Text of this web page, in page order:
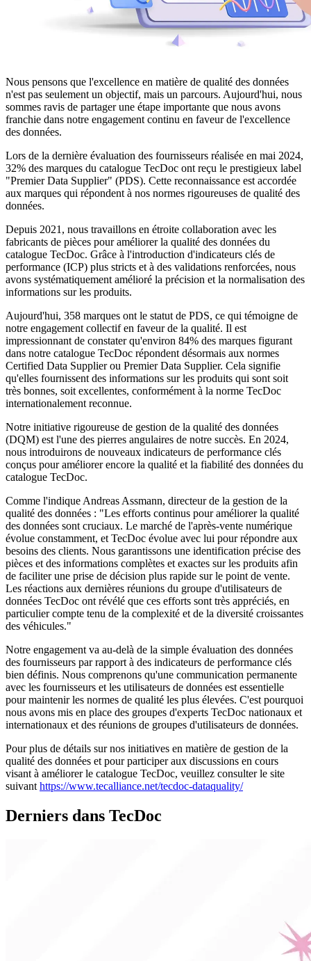
Nous pensons que l'excellence en matière de qualité des données
n'est pas seulement un objectif, mais un parcours. Aujourd'hui, nous
sommes ravis de partager une étape importante que nous avons
franchie dans notre engagement continu en faveur de l'excellence
des données.
Lors de la dernière évaluation des fournisseurs réalisée en mai 2024,
32% des marques du catalogue TecDoc ont reçu le prestigieux label
"Premier Data Supplier" (PDS). Cette reconnaissance est accordée
aux marques qui répondent à nos normes rigoureuses de qualité des
données.
Depuis 2021, nous travaillons en étroite collaboration avec les
fabricants de pièces pour améliorer la qualité des données du
catalogue TecDoc. Grâce à l'introduction d'indicateurs clés de
performance (ICP) plus stricts et à des validations renforcées, nous
avons systématiquement amélioré la précision et la normalisation des
informations sur les produits.
Aujourd'hui, 358 marques ont le statut de PDS, ce qui témoigne de
notre engagement collectif en faveur de la qualité. Il est
impressionnant de constater qu'environ 84% des marques figurant
dans notre catalogue TecDoc répondent désormais aux normes
Certified Data Supplier ou Premier Data Supplier. Cela signifie
qu'elles fournissent des informations sur les produits qui sont soit
très bonnes, soit excellentes, conformément à la norme TecDoc
internationalement reconnue.
Notre initiative rigoureuse de gestion de la qualité des données
(DQM) est l'une des pierres angulaires de notre succès. En 2024,
nous introduirons de nouveaux indicateurs de performance clés
conçus pour améliorer encore la qualité et la fiabilité des données du
catalogue TecDoc.
Comme l'indique Andreas Assmann, directeur de la gestion de la
qualité des données : "Les efforts continus pour améliorer la qualité
des données sont cruciaux. Le marché de l'après-vente numérique
évolue constamment, et TecDoc évolue avec lui pour répondre aux
besoins des clients. Nous garantissons une identification précise des
pièces et des informations complètes et exactes sur les produits afin
de faciliter une prise de décision plus rapide sur le point de vente.
Les réactions aux dernières réunions du groupe d'utilisateurs de
données TecDoc ont révélé que ces efforts sont très appréciés, en
particulier compte tenu de la complexité et de la diversité croissantes
des véhicules."
Notre engagement va au-delà de la simple évaluation des données
des fournisseurs par rapport à des indicateurs de performance clés
bien définis. Nous comprenons qu'une communication permanente
avec les fournisseurs et les utilisateurs de données est essentielle
pour maintenir les normes de qualité les plus élevées. C'est pourquoi
nous avons mis en place des groupes d'experts TecDoc nationaux et
internationaux et des réunions de groupes d'utilisateurs de données.
Pour plus de détails sur nos initiatives en matière de gestion de la
qualité des données et pour participer aux discussions en cours
visant à améliorer le catalogue TecDoc, veuillez consulter le site
suivant https://www.tecalliance.net/tecdoc-dataquality/
Derniers dans TecDoc